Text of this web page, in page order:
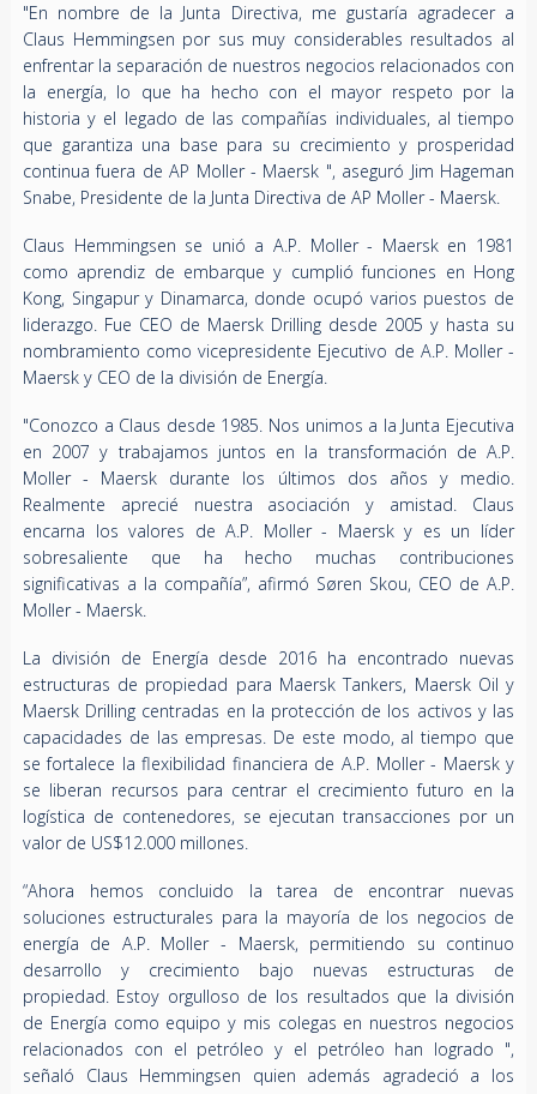
"En nombre de la Junta Directiva, me gustaría agradecer a
Claus Hemmingsen por sus muy considerables resultados al
enfrentar la separación de nuestros negocios relacionados con
la energía, lo que ha hecho con el mayor respeto por la
historia y el legado de las compañías individuales, al tiempo
que garantiza una base para su crecimiento y prosperidad
continua fuera de AP Moller - Maersk ", aseguró Jim Hageman
Snabe, Presidente de la Junta Directiva de AP Moller - Maersk.
Claus Hemmingsen se unió a A.P. Moller - Maersk en 1981
como aprendiz de embarque y cumplió funciones en Hong
Kong, Singapur y Dinamarca, donde ocupó varios puestos de
liderazgo. Fue CEO de Maersk Drilling desde 2005 y hasta su
nombramiento como vicepresidente Ejecutivo de A.P. Moller -
Maersk y CEO de la división de Energía.
"Conozco a Claus desde 1985. Nos unimos a la Junta Ejecutiva
en 2007 y trabajamos juntos en la transformación de A.P.
Moller - Maersk durante los últimos dos años y medio.
Realmente aprecié nuestra asociación y amistad. Claus
encarna los valores de A.P. Moller - Maersk y es un líder
sobresaliente que ha hecho muchas contribuciones
significativas a la compañía”, afirmó Søren Skou, CEO de A.P.
Moller - Maersk.
La división de Energía desde 2016 ha encontrado nuevas
estructuras de propiedad para Maersk Tankers, Maersk Oil y
Maersk Drilling centradas en la protección de los activos y las
capacidades de las empresas. De este modo, al tiempo que
se fortalece la flexibilidad financiera de A.P. Moller - Maersk y
se liberan recursos para centrar el crecimiento futuro en la
logística de contenedores, se ejecutan transacciones por un
valor de US$12.000 millones.
“Ahora hemos concluido la tarea de encontrar nuevas
soluciones estructurales para la mayoría de los negocios de
energía de A.P. Moller - Maersk, permitiendo su continuo
desarrollo y crecimiento bajo nuevas estructuras de
propiedad. Estoy orgulloso de los resultados que la división
de Energía como equipo y mis colegas en nuestros negocios
relacionados con el petróleo y el petróleo han logrado ",
señaló Claus Hemmingsen quien además agradeció a los